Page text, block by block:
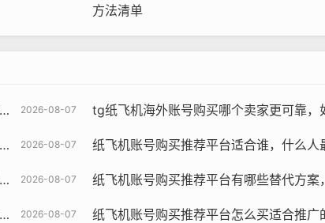
方法清单
2026-08-07 tg纸飞机海外账号购买哪个卖家更可靠，如
2026-08-07 纸飞机账号购买推荐平台适合谁，什么人最合适与如何
2026-08-07 纸飞机账号购买推荐平台有哪些替代方案，怎么实现同
2026-08-07 纸飞机账号购买推荐平台怎么买适合推广的号，什么内容